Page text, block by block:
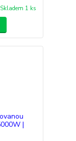
Skladem 1 ks